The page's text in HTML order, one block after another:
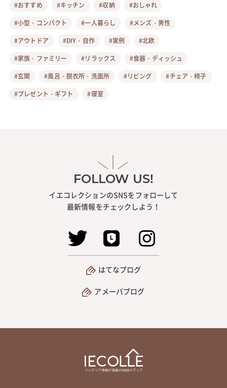
#おすすめ #キッチン #収納
#おしゃれ
#小型・コンパクト
#一人暮らし
#メンズ・男性
#アウトドア
#DIY・自作 #実例
#北欧
#家族・ファミリー
#リラックス
#食器・ディッシュ
#玄関
#風呂・脱衣所・洗面所 #リビング
#チェア・椅子
#プレゼント・ギフト
#寝室
FOLLOW US!
イエコレクションのSNSをフォローして
最新情報をチェックしよう！
はてなブログ
アメーバブログ